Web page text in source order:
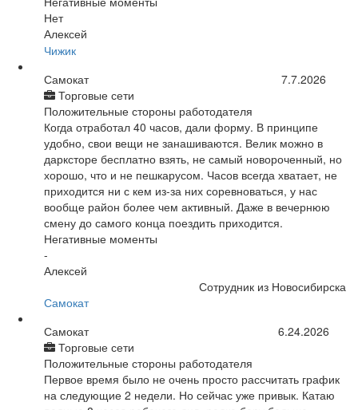
Нет
Алексей
Чижик
Самокат
Торговые сети
7.7.2026
Положительные стороны работодателя
Когда отработал 40 часов, дали форму. В принципе
удобно, свои вещи не занашиваются. Велик можно в
дарксторе бесплатно взять, не самый новороченный, но
хорошо, что и не пешкарусом. Часов всегда хватает, не
приходится ни с кем из-за них соревноваться, у нас
вообще район более чем активный. Даже в вечернюю
смену до самого конца поездить приходится.
Негативные моменты
-
Алексей
Сотрудник из Новосибирска
Самокат
Самокат
Торговые сети
6.24.2026
Положительные стороны работодателя
Первое время было не очень просто рассчитать график
на следующие 2 недели. Но сейчас уже привык. Катаю